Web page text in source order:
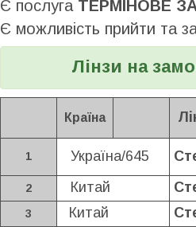
Є послуга ТЕРМІНОВЕ
Є можливість прийти та
Лінзи на
Країна
1 Україна/645
2 Китай
3 Китай